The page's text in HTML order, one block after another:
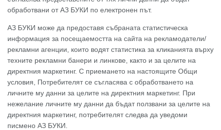
обработвани от АЗ БУКИ по електронен път.
АЗ БУКИ може да предоставя събраната статистическа
информация за посещаемостта на сайта на рекламодатели/
рекламни агенции, които водят статистика за кликанията върху
техните рекламни банери и линкове, както и за целите на
директния маркетинг. С приемането на настоящите Общи
условия, Потребителят се съгласява с обработването на
личните му данни за целите на директния маркетинг. При
нежелание личните му данни да бъдат ползвани за целите на
директния маркетинг, потребителят следва да уведоми
писмено АЗ БУКИ.